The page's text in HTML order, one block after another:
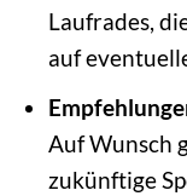
Laufrades,
auf
Auf Wunsch
zukünftige